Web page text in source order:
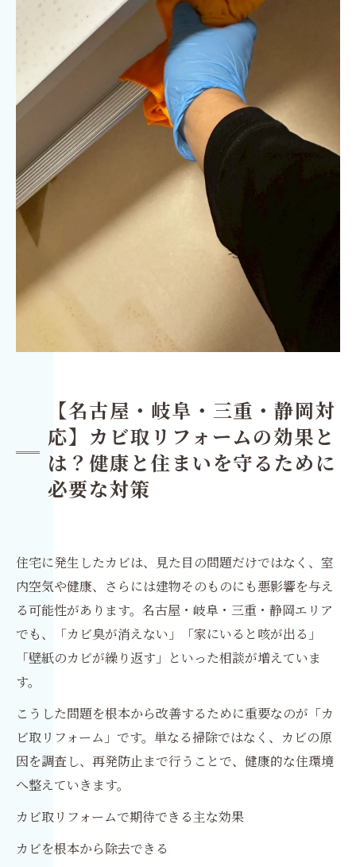
【名古屋・岐阜・三重・静岡対
応】カビ取リフォームの効果と
は？健康と住まいを守るために
必要な対策
住宅に発生したカビは、見た目の問題だけではなく、室
内空気や健康、さらには建物そのものにも悪影響を与え
る可能性があります。名古屋・岐阜・三重・静岡エリア
でも、「カビ臭が消えない」「家にいると咳が出る」
「壁紙のカビが繰り返す」といった相談が増えていま
す。
こうした問題を根本から改善するために重要なのが「カ
ビ取リフォーム」です。単なる掃除ではなく、カビの原
因を調査し、再発防止まで行うことで、健康的な住環境
へ整えていきます。
カビ取リフォームで期待できる主な効果
カビを根本から除去できる